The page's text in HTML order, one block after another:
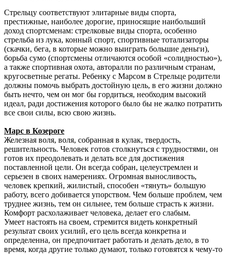
Стрельцу соответствуют элитарные виды спорта,
престижные, наиболее дорогие, приносящие наибольший
доход спортсменам: стрелковые виды спорта, особенно
стрельба из лука, конный спорт, спортивные тотализаторы
(скачки, бега, в которые можно выиграть большие деньги),
борьба сумо (спортсмены отличаются особой «солидностью»),
а также спортивная охота, авторалли по различным странам,
кругосветные регаты. Ребенку с Марсом в Стрельце родители
должны помочь выбрать достойную цель, в его жизни должно
быть нечто, чем он мог бы гордиться, необходим высокий
идеал, ради достижения которого было бы не жалко потратить
все свои силы, всю свою жизнь.
Марс в Козероге
Железная воля, воля, собранная в кулак, твердость,
решительность. Человек готов столкнуться с трудностями, он
готов их преодолевать и делать все для достижения
поставленной цели. Он всегда собран, целеустремлен и
серьезен в своих намерениях. Огромная выносливость,
человек крепкий, жилистый, способен «тянуть» большую
работу, всего добивается упорством. Чем больше проблем, чем
труднее жизнь, тем он сильнее, тем больше страсть к жизни.
Комфорт расхолаживает человека, делает его слабым.
Умеет настоять на своем, стремится видеть конкретный
результат своих усилий, его цель всегда конкретна и
определенна, он предпочитает работать и делать дело, в то
время, когда другие только думают, только готовятся к чему-то